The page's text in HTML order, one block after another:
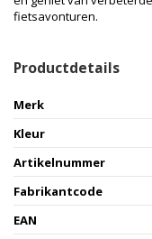
fietsavonturen.
Productdetails
Merk
Kleur
Artikelnummer
Fabrikantcode
EAN